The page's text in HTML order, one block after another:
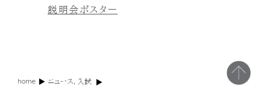
説明会ポスター
home ニュース
入試